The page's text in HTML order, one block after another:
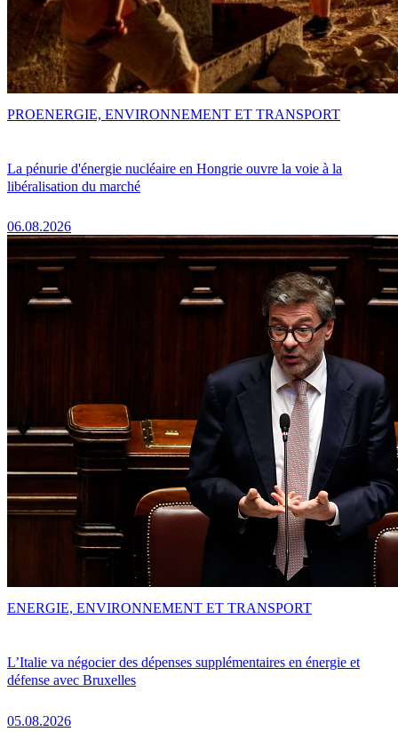
La pénurie d'énergie nucléaire en Hongrie ouvre la voie à la
libéralisation du marché
06.08.2026
PROENERGIE, ENVIRONNEMENT ET TRANSPORT
L’Italie va négocier des dépenses supplémentaires en énergie et
défense avec Bruxelles
05.08.2026
ENERGIE, ENVIRONNEMENT ET TRANSPORT